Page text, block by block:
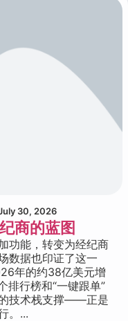
30, 2026
商的蓝图
功能，转变为经纪商
数据也印证了这一
年的约38亿美元增
行榜和“一键跟单”
技术栈支撑——正是
。...